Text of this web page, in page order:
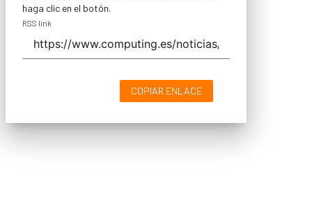
haga clic en el botón.
RSS link
COPIAR ENLACE